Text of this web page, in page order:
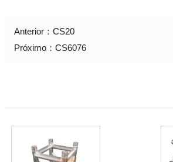
Anterior： CS20
Próximo： CS6076